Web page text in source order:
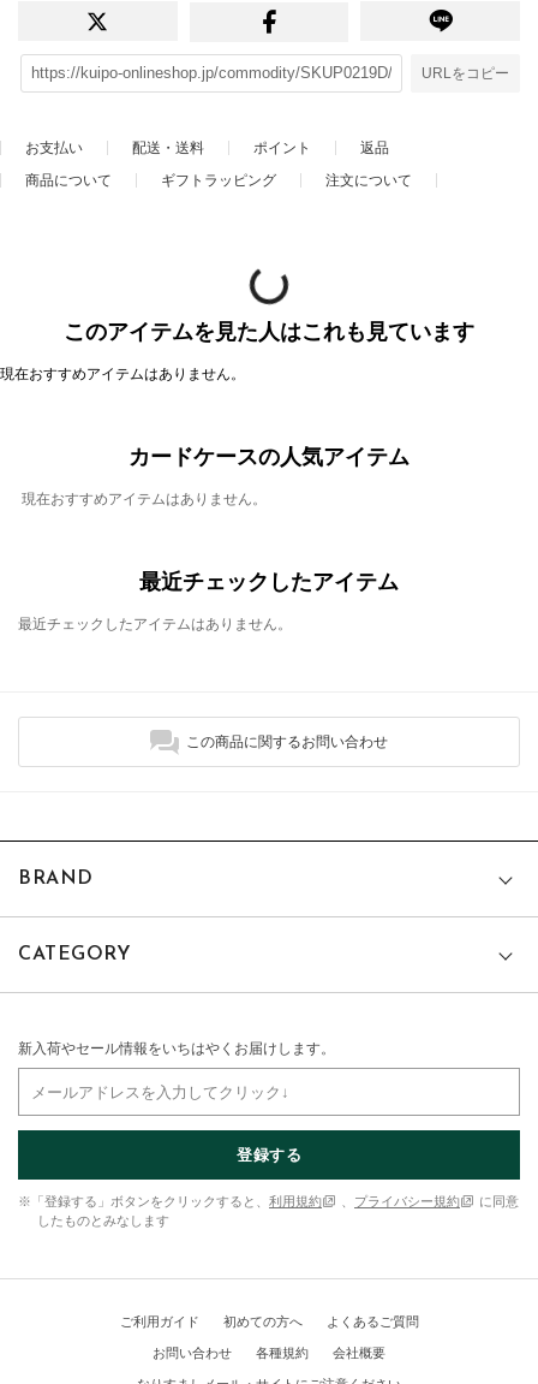
URLをコピー
お支払い 配送・送料 ポイント
返品
商品について
ギフトラッピング 注文について
このアイテムを見た人はこれも見ています
現在おすすめアイテムはありません。
カードケースの人気アイテム
現在おすすめアイテムはありません。
最近チェックしたアイテム
最近チェックしたアイテムはありません。
この商品に関するお問い合わせ
BRAND
CATEGORY
新入荷やセール情報をいちはやくお届けします。
登録する
※「登録する」ボタンをクリックすると、 利用規約 プライバシー規約
に同意
したものとみなします
ご利用ガイド 初めての方へ よくあるご質問
お問い合わせ 各種規約 会社概要